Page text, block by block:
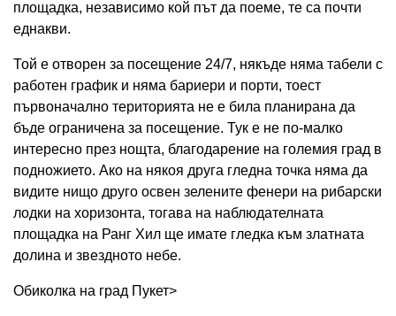
площадка, независимо кой път да поеме, те са почти
еднакви.
Той е отворен за посещение 24/7, някъде няма табели с
работен график и няма бариери и порти, тоест
първоначално територията не е била планирана да
бъде ограничена за посещение. Тук е не по-малко
интересно през нощта, благодарение на големия град в
подножието. Ако на някоя друга гледна точка няма да
видите нищо друго освен зелените фенери на рибарски
лодки на хоризонта, тогава на наблюдателната
площадка на Ранг Хил ще имате гледка към златната
долина и звездното небе.
Обиколка на град Пукет>